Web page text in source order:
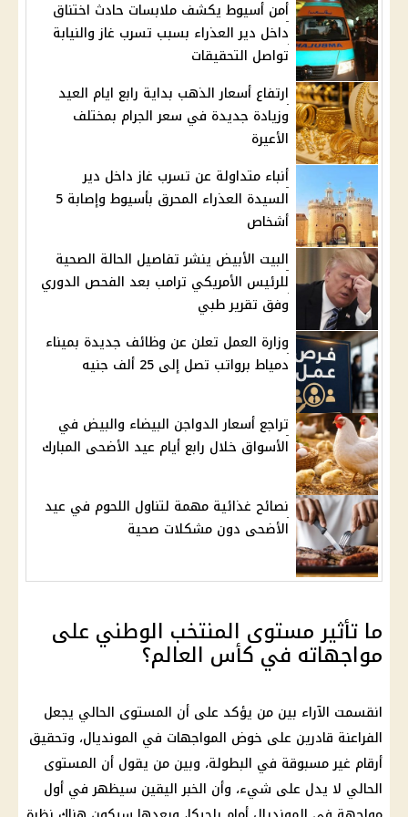
أمن أسيوط يكشف ملابسات حادث اختناق
داخل دير العذراء بسبب تسرب غاز والنيابة
تواصل التحقيقات
ارتفاع أسعار الذهب بداية رابع ايام العيد
وزيادة جديدة في سعر الجرام بمختلف
الأعيرة
أنباء متداولة عن تسرب غاز داخل دير
السيدة العذراء المحرق بأسيوط وإصابة 5
أشخاص
البيت الأبيض ينشر تفاصيل الحالة الصحية
للرئيس الأمريكي ترامب بعد الفحص الدوري
وفق تقرير طبي
وزارة العمل تعلن عن وظائف جديدة بميناء
دمياط برواتب تصل إلى 25 ألف جنيه
تراجع أسعار الدواجن البيضاء والبيض في
الأسواق خلال رابع أيام عيد الأضحى المبارك
نصائح غذائية مهمة لتناول اللحوم في عيد
الأضحى دون مشكلات صحية
ما تأثير مستوى المنتخب الوطني على
مواجهاته في كأس العالم؟
انقسمت الآراء بين من يؤكد على أن المستوى الحالي يجعل
الفراعنة قادرين على خوض المواجهات في المونديال، وتحقيق
أرقام غير مسبوقة في البطولة، وبين من يقول أن المستوى
الحالي لا يدل على شيء، وأن الخبر اليقين سيظهر في أول